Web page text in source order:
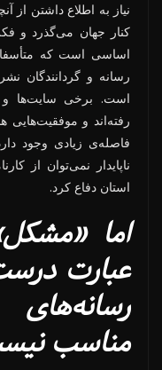
نیاز به اطلاع داشتن
کنار جهان می‌گذرد و
اساسی است که
رسانه و گردانندگان
است. برخی سایت‌ها و
رفته‌اند و موفقیت‌هایی
فاصله‌ی زیادی وجود
ناپایدار نمی‌توان از
استان دفاع کرد.
اما
عبارت
مناسب